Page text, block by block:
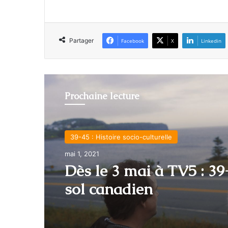
Partager Facebook X Linkedin
Prochaine lecture
39-45 : Histoire socio-culturelle
mai 1, 2021
Dès le 3 mai à TV5 :
sol canadien
Actualité
juin 23, 2017